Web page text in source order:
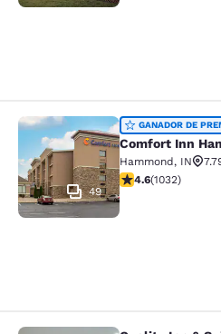
Comfort Inn
49
GANADOR DE
Comfort Inn
Hammond, IN
calificación de
4.6(1032)